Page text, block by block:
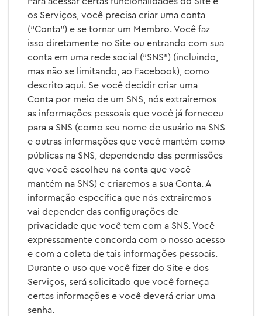
os Serviços, você precisa criar uma conta
(“Conta”) e se tornar um Membro. Você faz
isso diretamente no Site ou entrando com sua
conta em uma rede social (“SNS”) (incluindo,
mas não se limitando, ao Facebook), como
descrito aqui. Se você decidir criar uma
Conta por meio de um SNS, nós extrairemos
as informações pessoais que você já forneceu
para a SNS (como seu nome de usuário na SNS
e outras informações que você mantém como
públicas na SNS, dependendo das permissões
que você escolheu na conta que você
mantém na SNS) e criaremos a sua Conta. A
informação específica que nós extrairemos
vai depender das configurações de
privacidade que você tem com a SNS. Você
expressamente concorda com o nosso acesso
e com a coleta de tais informações pessoais.
Durante o uso que você fizer do Site e dos
Serviços, será solicitado que você forneça
certas informações e você deverá criar uma
senha.